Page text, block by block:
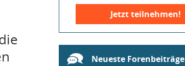
Jetzt teilnehmen!
Neueste Forenbeiträge